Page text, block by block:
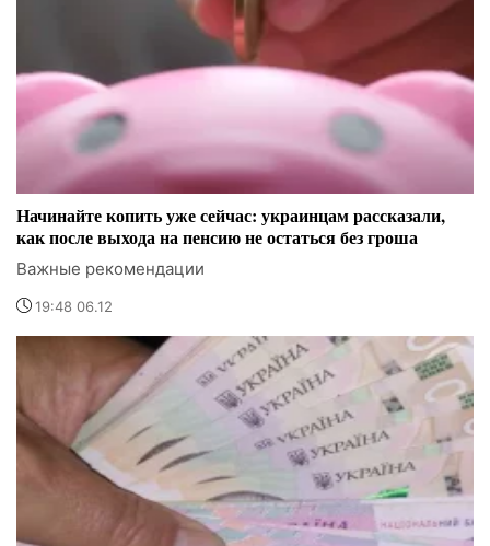
Начинайте копить уже сейчас: украинцам рассказали,
как после выхода на пенсию не остаться без гроша
Важные рекомендации
19:48 06.12